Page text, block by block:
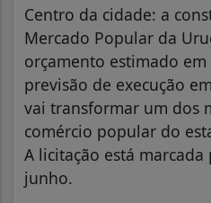
Centro da cidade: a
Mercado Popular da
orçamento estimado em
previsão de execução
vai transformar um dos
comércio popular do
A licitação está
junho.